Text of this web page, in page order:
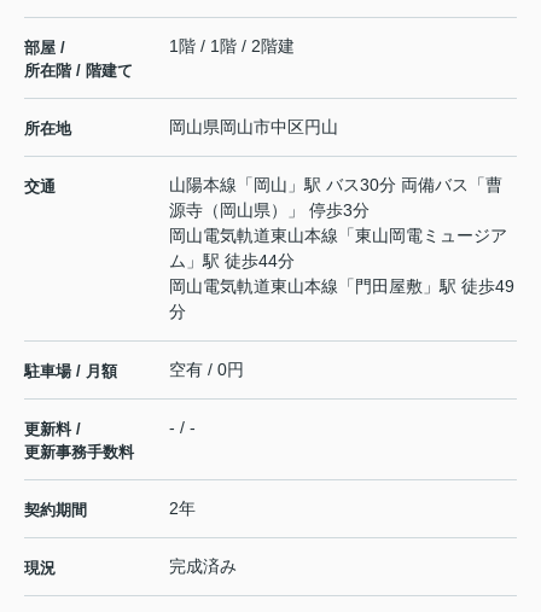
部屋 /
所在階 / 階建て
1階 / 1階 / 2階建
所在地 岡山県岡山市中区円山
交通 山陽本線 「 岡山 」駅 バス30分 両備バス「曹
源寺（岡山県）」 停歩3分
岡山電気軌道東山本線 「東山岡電ミュージア
ム 」駅 徒歩44分
岡山電気軌道東山本線 「 門田屋敷 」駅 徒歩49
分
駐車場 / 月額 空有 / 0円
更新料 /
更新事務手数料
- / -
契約期間 2年
現況 完成済み